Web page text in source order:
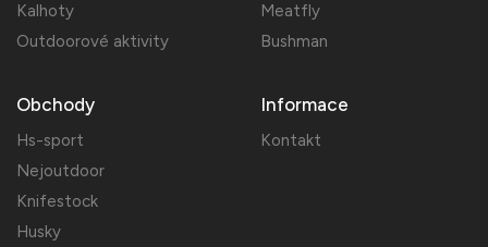
Kalhoty
Outdoorové aktivity
Meatfly
Bushman
Obchody
Hs-sport
Nejoutdoor
Knifestock
Husky
Informace
Kontakt